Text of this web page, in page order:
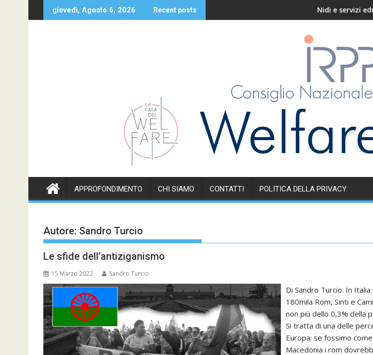
to
giovedì, Agosto 6, 2026 Recent posts
Un caro saluto Pino Nidi e servizi
APPROFONDIMENTO CHI SIAMO CONTATTI POLITICA DELLA PRIVACY
Autore: Sandro Turcio
Le sfide dell’antiziganismo
15 Marzo 2022 Sandro Turcio
Di Sandro Turcio. In
180mila Rom, Sinti e
non più dello 0,3% della
Si tratta di una delle
Europa: se fossimo
Macedonia i rom